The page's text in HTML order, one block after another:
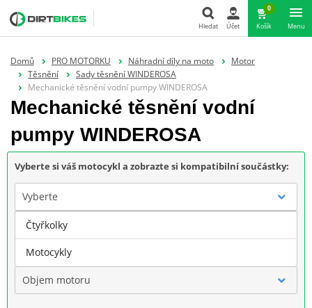
Hledat Účet
0
Košík Menu
Domů PRO MOTORKU Náhradní díly na moto
Motor
Těsnění
Sady těsnění WINDEROSA
Mechanické těsnění vodní pumpy WINDEROSA
Mechanické těsnění vodní
pumpy WINDEROSA
Vyberte si váš motocykl a zobrazte si kompatibilní součástky:
Vyberte
Značka
Objem motoru
Čtyřkolky
Motocykly